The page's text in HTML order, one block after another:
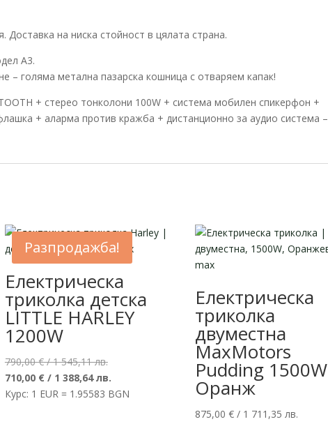
Доставка на ниска стойност в цялата страна.
A3.
– голяма метална пазарска кошница с отваряем капак!
+ стерео тонколони 100W + система мобилен спикерфон +
+ аларма против кражба + дистанционно за аудио система –
Разпродажба!
Електрическа
триколка детска
LITTLE HARLEY
1200W
790,00€/ 1 545,11 лв.Original
price
was:
710,00 €/ 1 388,64 лв.Текущата
цена
Курс: 1 EUR = 1.95583 BGN
Електрическа
триколка
двуместна
MaxMotors
Pudding 1500W
Оранж
875,00€ / 1 711,35 лв.